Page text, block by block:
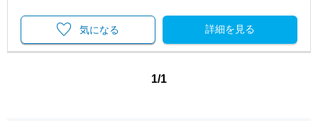
詳細を見る
気になる
1/1